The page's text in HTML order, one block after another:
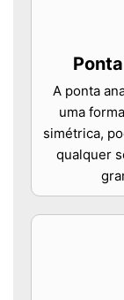
A ponta
uma
simétrica,
qualquer